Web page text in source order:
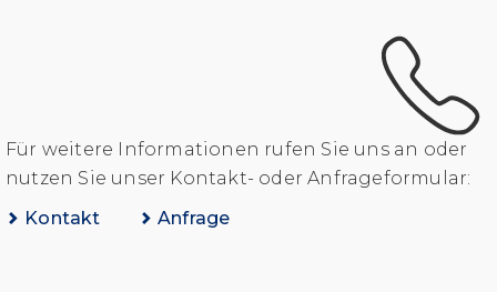
Für weitere Informationen rufen Sie uns an oder
nutzen Sie unser Kontakt- oder Anfrageformular:
Kontakt
Anfrage